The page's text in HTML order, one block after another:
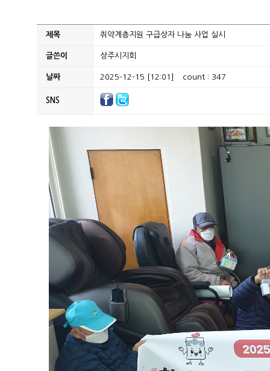
제목 취약계층지원 구급상자 나눔 사업 실시
글쓴이 상주시지회
날짜 2025-12-15 [12:01] count : 347
SNS